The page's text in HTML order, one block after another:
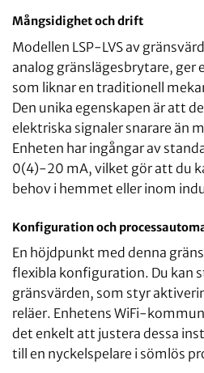
Mångsidighet och drift
Modellen LSP-LVS av
analog gränslägesbrytare, ger
som liknar en traditionell
Den unika egenskapen är att
elektriska signaler snarare än
Enheten har ingångar av
0(4)-20 mA, vilket gör att du
behov i hemmet eller inom
Konfiguration och
En höjdpunkt med denna
flexibla konfiguration. Du kan
gränsvärden, som styr
reläer. Enhetens WiFi-
det enkelt att justera dessa
till en nyckelspelare i sömlös